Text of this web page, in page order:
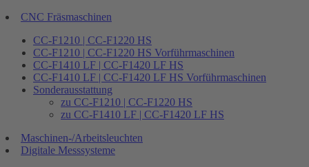
CNC Fräsmaschinen
CC-F1210 | CC-F1220 HS
CC-F1210 | CC-F1220 HS Vorführmaschinen
CC-F1410 LF | CC-F1420 LF HS
CC-F1410 LF | CC-F1420 LF HS Vorführmaschinen
Sonderausstattung
zu CC-F1210 | CC-F1220 HS
zu CC-F1410 LF | CC-F1420 LF HS
Maschinen-/Arbeitsleuchten
Digitale Messsysteme